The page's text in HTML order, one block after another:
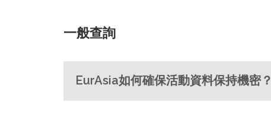
一般查詢
EurAsia如何確保活動資料保持機密？